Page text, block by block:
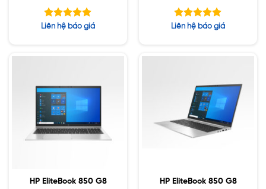
32GB, 256GB SSD, 14″
Được xếp
Liên hệ báo giá
32GB DDR4, 1TB SSD,
Được xếp
Liên hệ báo giá
HP EliteBook 850 G8
HP EliteBook 850 G8